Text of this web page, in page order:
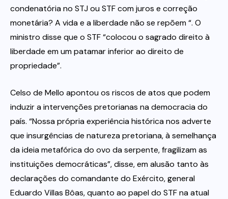
condenatória no STJ ou STF com juros e correção
monetária? A vida e a liberdade não se repõem “. O
ministro disse que o STF “colocou o sagrado direito à
liberdade em um patamar inferior ao direito de
propriedade”.
Celso de Mello apontou os riscos de atos que podem
induzir a intervenções pretorianas na democracia do
país. “Nossa própria experiência histórica nos adverte
que insurgências de natureza pretoriana, à semelhança
da ideia metafórica do ovo da serpente, fragilizam as
instituições democráticas”, disse, em alusão tanto às
declarações do comandante do Exército, general
Eduardo Villas Bôas, quanto ao papel do STF na atual